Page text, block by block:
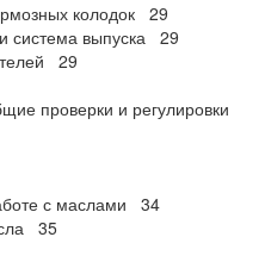
колодок 29
система выпуска 29
29
проверки и регулировки
с маслами 34
35